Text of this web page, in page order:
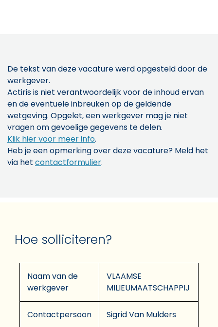
De tekst van deze vacature werd opgesteld door de
werkgever.
Actiris is niet verantwoordelijk voor de inhoud ervan
en de eventuele inbreuken op de geldende
wetgeving. Opgelet, een werkgever mag je niet
vragen om gevoelige gegevens te delen.
Klik hier voor meer info.
Heb je een opmerking over deze vacature? Meld het
via het contactformulier.
Hoe solliciteren?
Naam van de
werkgever
VLAAMSE
MILIEUMAATSCHAPPIJ
Contactpersoon Sigrid Van Mulders